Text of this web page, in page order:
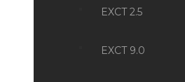
EXCT 2.5
EXCT 9.0